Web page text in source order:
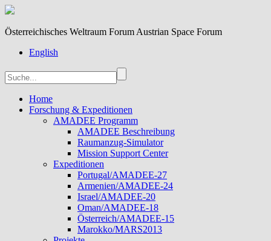
Österreichisches Weltraum Forum Austrian Space Forum
English
Home
Forschung & Expeditionen
AMADEE Programm
AMADEE Beschreibung
Raumanzug-Simulator
Mission Support Center
Expeditionen
Portugal/AMADEE-27
Armenien/AMADEE-24
Israel/AMADEE-20
Oman/AMADEE-18
Österreich/AMADEE-15
Marokko/MARS2013